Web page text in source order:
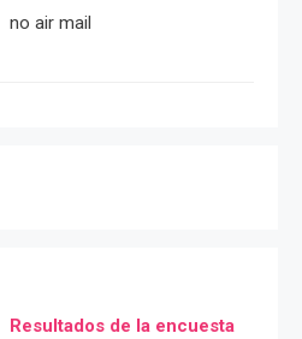
no air mail
Resultados de la encuesta